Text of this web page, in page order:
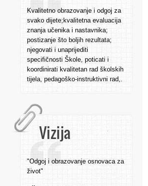
Kvalitetno obrazovanje i odgoj za
svako dijete;kvalitetna evaluacija
znanja učenika i nastavnika;
postizanje što boljih rezultata;
njegovati i unaprijediti
specifičnosti Škole, poticati i
koordinirati kvalitetan rad školskih
tijela, pedagoško-instruktivni rad,.
Vizija
"Odgoj i obrazovanje osnovaca za
život"